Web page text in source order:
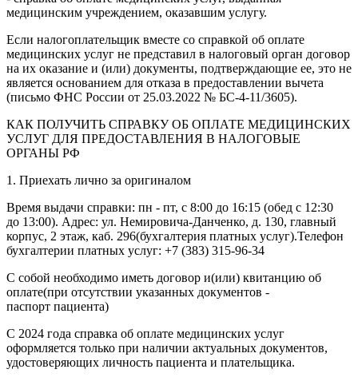
медицинским учреждением, оказавшим услугу.
Если налогоплательщик вместе со справкой об оплате
медицинских услуг не представил в налоговый орган договор
на их оказание и (или) документы, подтверждающие ее, это не
является основанием для отказа в предоставлении вычета
(письмо ФНС России от 25.03.2022 № БС-4-11/3605).
КАК ПОЛУЧИТЬ СПРАВКУ ОБ ОПЛАТЕ МЕДИЦИНСКИХ
УСЛУГ ДЛЯ ПРЕДОСТАВЛЕНИЯ В НАЛОГОВЫЕ
ОРГАНЫ РФ
1. Приехать лично за оригиналом
Время выдачи справки: пн - пт, с 8:00 до 16:15 (обед с 12:30
до 13:00). Адрес: ул. Немировича-Данченко, д. 130, главный
корпус, 2 этаж, каб. 296(бухгалтерия платных услуг).Телефон
бухгалтерии платных услуг: +7 (383) 315-96-34
С собой необходимо иметь договор и(или) квитанцию об
оплате(при отсутствии указанных документов -
паспорт пациента)
С 2024 года справка об оплате медицинских услуг
оформляется только при наличии актуальных документов,
удостоверяющих личность пациента и плательщика.